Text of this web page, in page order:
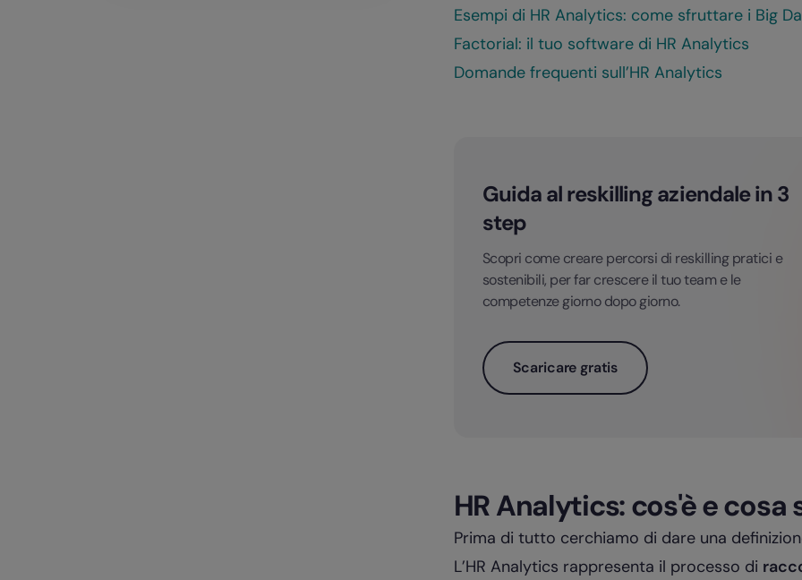
Esempi di HR Analytics: come sfruttare i Big
Factorial: il tuo software di HR Analytics
Domande frequenti sull’HR Analytics
Guida al reskilling aziendale in 3
step
Scopri come creare percorsi di reskilling pratici e
sostenibili, per far crescere il tuo team e le
competenze giorno dopo giorno.
Scaricare gratis
HR Analytics: cos'è e cosa
Prima di tutto cerchiamo di dare una
L’HR Analytics rappresenta il processo di